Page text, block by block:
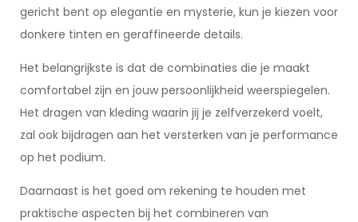
gericht bent op elegantie en mysterie, kun je kiezen voor
donkere tinten en geraffineerde details.
Het belangrijkste is dat de combinaties die je maakt
comfortabel zijn en jouw persoonlijkheid weerspiegelen.
Het dragen van kleding waarin jij je zelfverzekerd voelt,
zal ook bijdragen aan het versterken van je performance
op het podium.
Daarnaast is het goed om rekening te houden met
praktische aspecten bij het combineren van